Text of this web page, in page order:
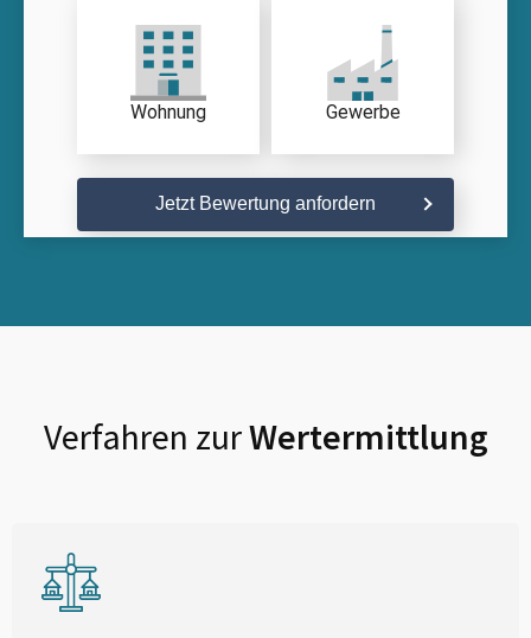
Wohnung Gewerbe
Jetzt Bewertung anfordern
Verfahren zurWertermittlung